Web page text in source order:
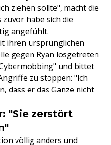
ziehen sollte", macht die
zuvor habe sich die
angefühlt.
ihren ursprünglichen
gegen Ryan losgetreten
und bittet
zu stoppen: "Ich
dass er das Ganze nicht
"Sie zerstört
völlig anders und